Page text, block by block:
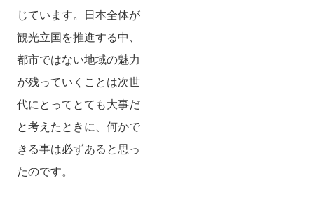
じています。日本全体が
観光立国を推進する中、
都市ではない地域の魅力
が残っていくことは次世
代にとってとても大事だ
と考えたときに、何かで
きる事は必ずあると思っ
たのです。